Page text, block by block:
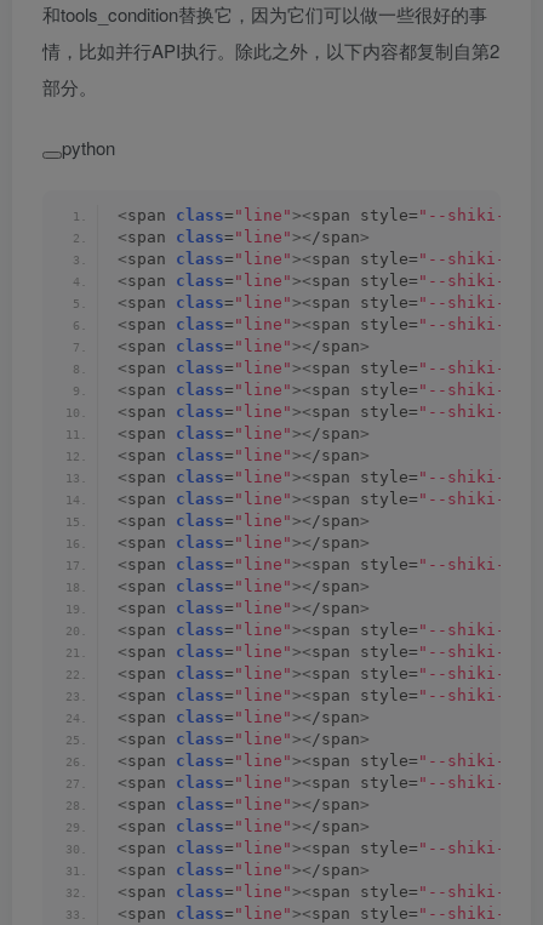
和tools_condition替换它，因为它们可以做一些很好的事
情，比如并行API执行。除此之外，以下内容都复制自第2
部分。
python
<span class= "line"><span style= "--shiki-
<span class= "line">< /span>
<span class= "line"><span style= "--shiki-
<span class= "line"><span style= "--shiki-
<span class= "line"><span style= "--shiki-
<span class= "line"><span style= "--shiki-
<span class= "line">< /span>
<span class= "line"><span style= "--shiki-
<span class= "line"><span style= "--shiki-
<span class= "line"><span style= "--shiki-
<span class= "line">< /span>
<span class= "line">< /span>
<span class= "line"><span style= "--shiki-
<span class= "line"><span style= "--shiki-
<span class= "line">< /span>
<span class= "line">< /span>
<span class= "line"><span style= "--shiki-
<span class= "line">< /span>
<span class= "line">< /span>
<span class= "line"><span style= "--shiki-
<span class= "line"><span style= "--shiki-
<span class= "line"><span style= "--shiki-
<span class= "line"><span style= "--shiki-
<span class= "line">< /span>
<span class= "line">< /span>
<span class= "line"><span style= "--shiki-
<span class= "line"><span style= "--shiki-
<span class= "line">< /span>
<span class= "line">< /span>
<span class= "line"><span style= "--shiki-
<span class= "line">< /span>
<span class= "line"><span style= "--shiki-
<span class= "line"><span style= "--shiki-